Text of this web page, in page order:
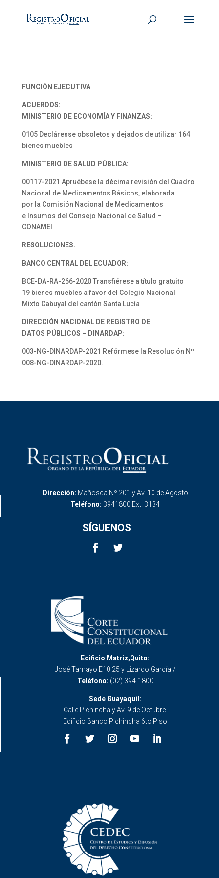
FUNCIÓN EJECUTIVA
ACUERDOS:
MINISTERIO DE ECONOMÍA Y FINANZAS:
0105 Declárense obsoletos y dejados de utilizar 164
bienes muebles
MINISTERIO DE SALUD PÚBLICA:
00117-2021 Apruébese la décima revisión del Cuadro
Nacional de Medicamentos Básicos, elaborada
por la Comisión Nacional de Medicamentos
e Insumos del Consejo Nacional de Salud –
CONAMEI
RESOLUCIONES:
BANCO CENTRAL DEL ECUADOR:
BCE-DA-RA-266-2020 Transfiérese a título gratuito
19 bienes muebles a favor del Colegio Nacional
Mixto Cabuyal del cantón Santa Lucía
DIRECCIÓN NACIONAL DE REGISTRO DE
DATOS PÚBLICOS – DINARDAP:
003-NG-DINARDAP-2021 Refórmese la Resolución Nº
008-NG-DINARDAP-2020.
Dirección: Mañosca Nº 201 y Av. 10 de Agosto
Teléfono: 3941800 Ext. 3134
SÍGUENOS
Edificio Matriz,Quito:
José Tamayo E10 25 y Lizardo García /
Teléfono: (02) 394-1800
Sede Guayaquil:
Calle Pichincha y Av. 9 de Octubre.
Edificio Banco Pichincha 6to Piso